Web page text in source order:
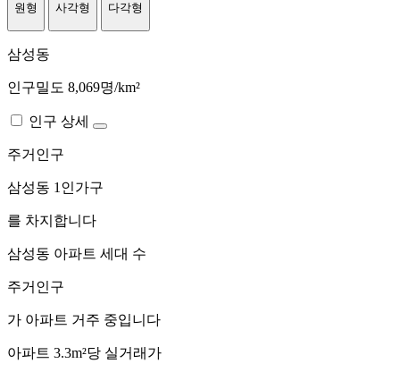
원형 사각형 다각형
삼성동
인구밀도 8,069명/km²
인구 상세
주거인구
삼성동 1인가구
를 차지합니다
삼성동 아파트 세대 수
주거인구
가 아파트 거주 중입니다
아파트 3.3m²당 실거래가